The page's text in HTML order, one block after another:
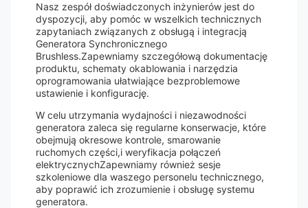
Nasz zespół doświadczonych inżynierów jest do
dyspozycji, aby pomóc w wszelkich technicznych
zapytaniach związanych z obsługą i integracją
Generatora Synchronicznego
Brushless.Zapewniamy szczegółową dokumentację
produktu, schematy okablowania i narzędzia
oprogramowania ułatwiające bezproblemowe
ustawienie i konfigurację.
W celu utrzymania wydajności i niezawodności
generatora zaleca się regularne konserwacje, które
obejmują okresowe kontrole, smarowanie
ruchomych części,i weryfikacja połączeń
elektrycznychZapewniamy również sesje
szkoleniowe dla waszego personelu technicznego,
aby poprawić ich zrozumienie i obsługę systemu
generatora.